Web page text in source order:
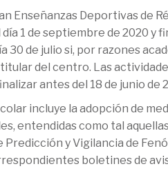
Enseñanzas Deportivas de
1 de septiembre de 2020 y
de julio si, por razones
del centro. Las
antes del 18 de junio de
incluye la adopción de
entendidas como tal
y Vigilancia de
boletines de